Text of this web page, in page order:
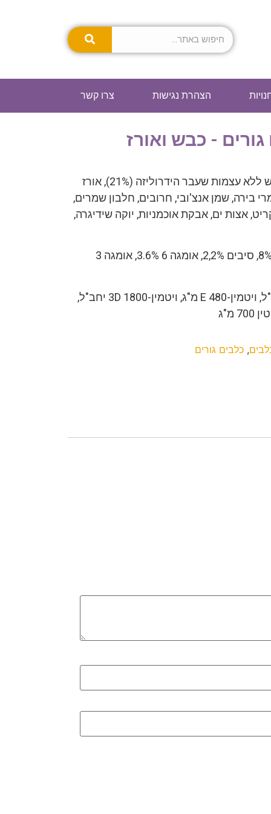
הצהרת נגישות צרו קשר
גורים - כבש ואורז
חלבון כבש מיובש (29%), חלבון כבש ללא עצמות שעבר הידרוליזה (21%), אורז
קמח אנשובי, שמרי בירה, שמן אנצ'ובי, חרובים, חלבון שמרים,
אצות ים, אבקת אוכמניות, יוקה שידיגרה,
חלבון 30%, שומן 15%, אפר 8%, סיבים 2,2%, אומגה 6 3.6%, אומגה 3
ויטמין-A 20000 יחב"ל, ויטמין-E 480 מ"ג, ויטמין-3D 1800 יחב"ל,
, כלבים גורים